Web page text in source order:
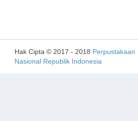
Hak Cipta © 2017 - 2018 Perpustakaan
Nasional Republik Indonesia